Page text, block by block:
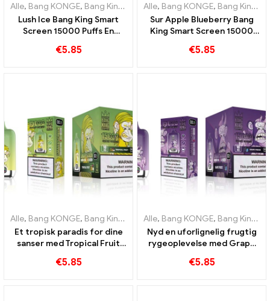
Alle, Bang KONGE, Bang King Smart skærm 15000 Puff ,Engangs
Lush Ice Bang King Smart
Screen 15000 Puffs En
blanding af vandmelon og
€5.85
Alle, Bang KONGE, Bang King Smart skærm 15000 Puff
Sur Apple Blueberry Bang
King Smart Screen 15000
oplevelse fuld af friske
€5.85
Alle, Bang KONGE, Bang King Smart skærm 15000 Puff ,Engangs
Et tropisk paradis for dine
sanser med Tropical Fruit
15000 Puff
€5.85
Alle, Bang KONGE, Bang King Smart skærm 15000 Puff
Nyd en uforlignelig frugtig
rygeoplevelse med Grape
Screen 15000 Puff
€5.85